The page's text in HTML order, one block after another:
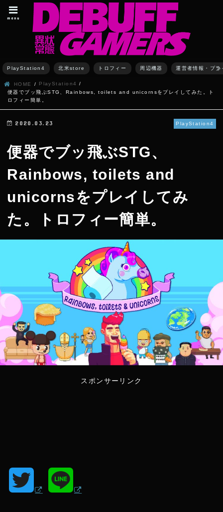
menu
PlayStation4 北米store トロフィー 周辺機器 運営者情報・プ
HOME
PlayStation4
便器でブッ飛ぶSTG、Rainbows, toilets and unicornsをプレイしてみた。ト
ロフィー簡単。
PlayStation4
2020.03.23
便器でブッ飛ぶSTG、
Rainbows, toilets and
unicornsをプレイしてみ
た。トロフィー簡単。
スポンサーリンク